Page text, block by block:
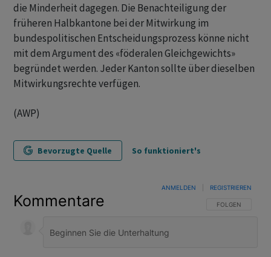
die Minderheit dagegen. Die Benachteiligung der
früheren Halbkantone bei der Mitwirkung im
bundespolitischen Entscheidungsprozess könne nicht
mit dem Argument des «föderalen Gleichgewichts»
begründet werden. Jeder Kanton sollte über dieselben
Mitwirkungsrechte verfügen.
(AWP)
Bevorzugte Quelle So funktioniert's
Kommentare FOLGE DIESER
FOLGEN
ANMELDEN REGISTRIEREN